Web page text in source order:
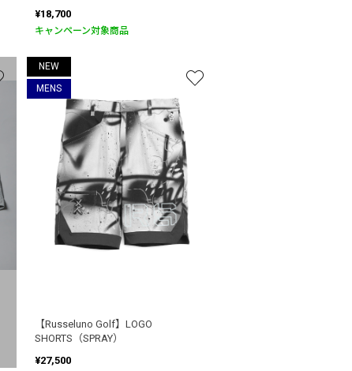
¥18,700
キャンペーン対象商品
NEW
MENS
【Russeluno Golf】LOGO
SHORTS（SPRAY）
¥27,500